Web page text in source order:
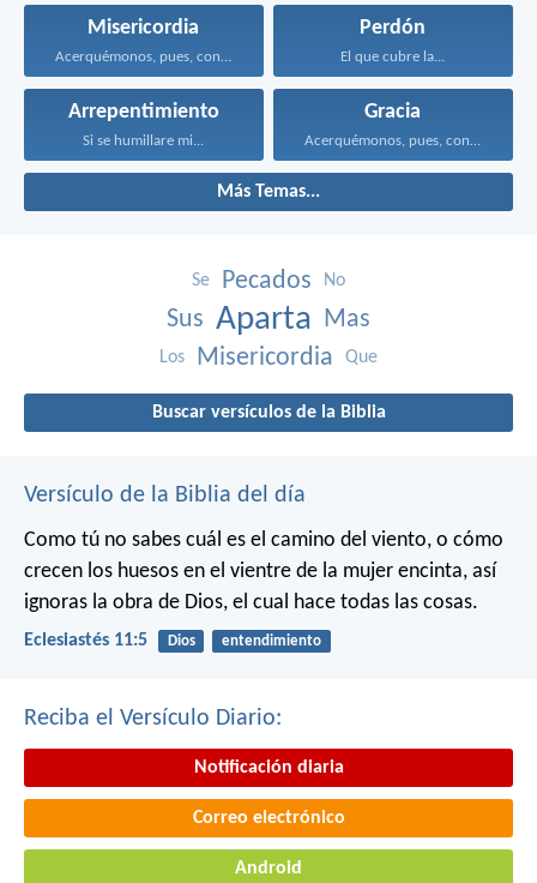
Misericordia
Acerquémonos, pues, confiadamente al...
Perdón
El que cubre la...
Arrepentimiento
Si se humillare mi...
Gracia
Acerquémonos, pues, confiadamente al...
Más Temas...
Se Pecados No
Sus Aparta Mas
Los Misericordia Que
Buscar versículos de la Biblia
Versículo de la Biblia del día
Como tú no sabes cuál es el camino del viento, o cómo
crecen los huesos en el vientre de la mujer encinta, así
ignoras la obra de Dios, el cual hace todas las cosas.
Eclesiastés 11:5 Dios entendimiento
Reciba el Versículo Diario:
Notificación diaria
Correo electrónico
Android